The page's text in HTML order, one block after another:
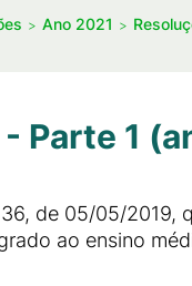
Ano 2021
Parte 1
de 05/05/
ao ensino